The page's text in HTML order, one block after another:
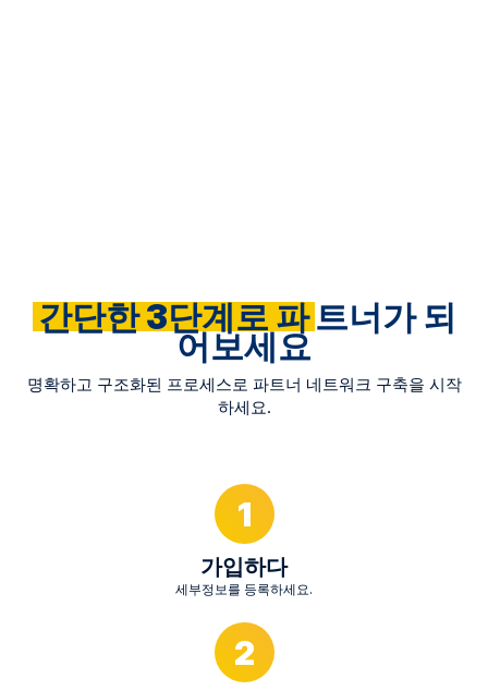
간단한 3단계로 파 트너가 되
어보세요
명확하고 구조화된 프로세스로 파트너 네트워크 구축을 시작
하세요.
1
가입하다
세부정보를 등록하세요.
2